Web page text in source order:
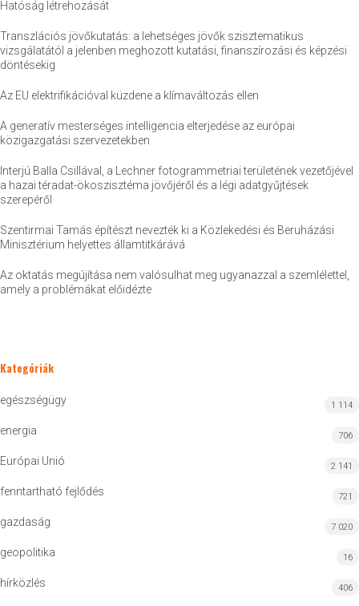
Hatóság létrehozását
Transzlációs jövőkutatás: a lehetséges jövők szisztematikus
vizsgálatától a jelenben meghozott kutatási, finanszírozási és képzési
döntésekig
Az EU elektrifikációval küzdene a klímaváltozás ellen
A generatív mesterséges intelligencia elterjedése az európai
közigazgatási szervezetekben
Interjú Balla Csillával, a Lechner fotogrammetriai területének vezetőjével
a hazai téradat-ökoszisztéma jövőjéről és a légi adatgyűjtések
szerepéről
Szentirmai Tamás építészt nevezték ki a Közlekedési és Beruházási
Minisztérium helyettes államtitkárává
Az oktatás megújítása nem valósulhat meg ugyanazzal a szemlélettel,
amely a problémákat előidézte
Kategóriák
egészségügy 1 114
energia 706
Európai Unió 2 141
fenntartható fejlődés 721
gazdaság 7 020
geopolitika 16
hírközlés 406